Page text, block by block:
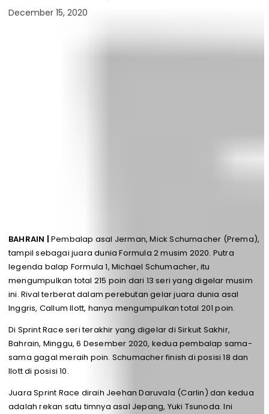
December 15, 2020
BAHRAIN |
Pembalap asal Jerman, Mick Schumacher (Prema),
tampil sebagai juara dunia Formula 2 musim 2020. Putra
legenda balap Formula 1, Michael Schumacher, itu
mengumpulkan total 215 poin dari 13 seri yang digelar musim
ini. Rival terberat dalam perebutan gelar juara dunia asal
Inggris, Callum Ilott, hanya mengumpulkan total 201 poin.
Di Sprint Race seri terakhir yang digelar di Sirkuit Sakhir,
Bahrain, Minggu, 6 Desember 2020, kedua pembalap sama-
sama gagal meraih poin. Schumacher finish di posisi 18 dan
Ilott di posisi 10.
Juara Sprint Race diraih Jeehan Daruvala (Carlin) dan kedua
adalah rekan satu timnya asal Jepang, Yuki Tsunoda. Ini